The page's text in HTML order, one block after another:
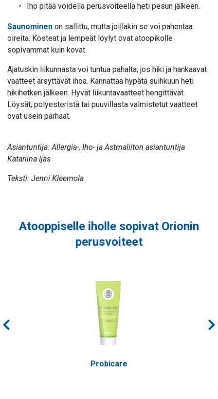
Iho pitää voidella perusvoiteella heti pesun jälkeen.
Saunominen on sallittu, mutta joillakin se voi pahentaa
oireita. Kosteat ja lempeät löylyt ovat atoopikolle
sopivammat kuin kovat.
Ajatuskin liikunnasta voi tuntua pahalta, jos hiki ja hankaavat
vaatteet ärsyttävät ihoa. Kannattaa hypätä suihkuun heti
hikihetken jälkeen. Hyvät liikuntavaatteet hengittävät.
Löysät, polyesteristä tai puuvillasta valmistetut vaatteet
ovat usein parhaat.
Asiantuntija: Allergia-, Iho- ja Astmaliiton asiantuntija
Katariina Ijäs
Teksti: Jenni Kleemola
Atooppiselle iholle sopivat Orionin
perusvoiteet